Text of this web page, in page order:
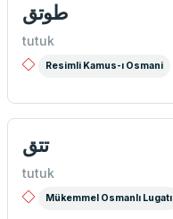
طوتق
tutuk
Resimli Kamus-ı Osmani
تتق
tutuk
Mükemmel Osmanlı Lugatı